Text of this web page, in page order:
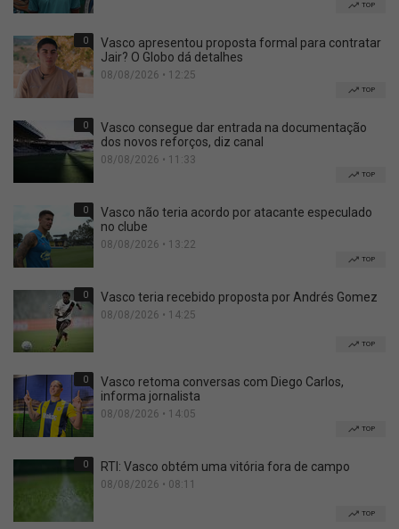
TOP
0
Vasco apresentou proposta formal para contratar
Jair? O Globo dá detalhes
08/08/2026 • 12:25
TOP
0
Vasco consegue dar entrada na documentação
dos novos reforços, diz canal
08/08/2026 • 11:33
TOP
0
Vasco não teria acordo por atacante especulado
no clube
08/08/2026 • 13:22
TOP
0 Vasco teria recebido proposta por Andrés Gomez
08/08/2026 • 14:25
TOP
0
Vasco retoma conversas com Diego Carlos,
informa jornalista
08/08/2026 • 14:05
TOP
0 RTI: Vasco obtém uma vitória fora de campo
08/08/2026 • 08:11
TOP